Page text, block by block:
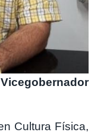
Cultura Física,